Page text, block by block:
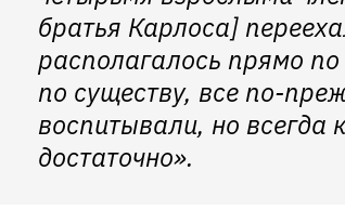
братья Карлоса]
располагалось прямо
по существу, все по-
воспитывали, но всегда
достаточно».